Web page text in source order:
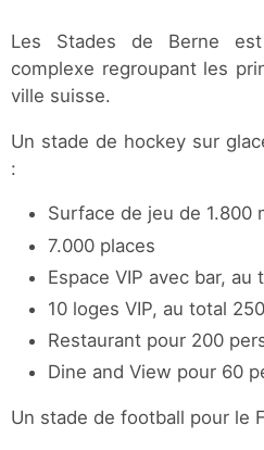
Les Stades de Berne
complexe regroupant les
ville suisse.
Un stade de hockey sur
:
Surface de jeu de 1.800
7.000 places
Espace VIP avec bar, au
10 loges VIP, au total
Restaurant pour 200
Dine and View pour 60
Un stade de football pour le